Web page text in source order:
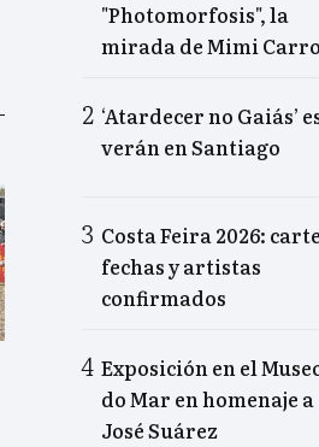
"Photomorfosis", la
mirada de Mimi
‘Atardecer no Gaiás’
verán en Santiago
Costa Feira 2026:
fechas y artistas
confirmados
Exposición en el
do Mar en homenaje a
José Suárez